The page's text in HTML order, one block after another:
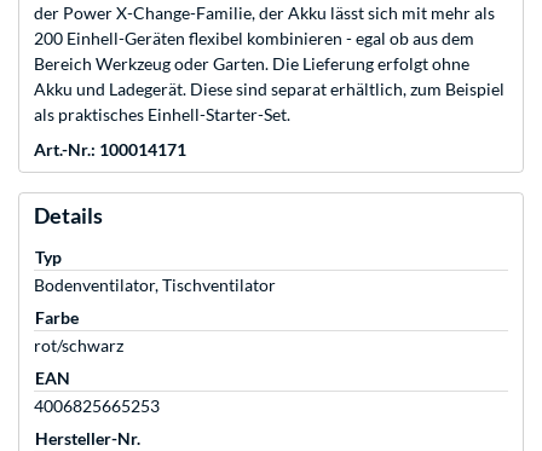
der Power X-Change-Familie, der Akku lässt sich mit mehr als
200 Einhell-Geräten flexibel kombinieren - egal ob aus dem
Bereich Werkzeug oder Garten. Die Lieferung erfolgt ohne
Akku und Ladegerät. Diese sind separat erhältlich, zum Beispiel
als praktisches Einhell-Starter-Set.
Art.-Nr.: 100014171
Details
Typ
Bodenventilator, Tischventilator
Farbe
rot/schwarz
EAN
4006825665253
Hersteller-Nr.